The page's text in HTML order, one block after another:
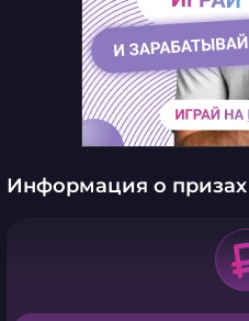
Информация о призах